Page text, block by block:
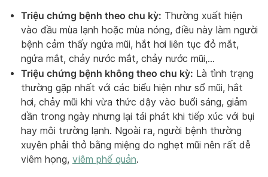
Triệu chứng bệnh theo chu kỳ: Thường xuất hiện
vào đầu mùa lạnh hoặc mùa nóng, điều này làm người
bệnh cảm thấy ngứa mũi, hắt hơi liên tục đỏ mắt,
ngứa mắt, chảy nước mắt, chảy nước mũi,…
Triệu chứng bệnh không theo chu kỳ: Là tình trạng
thường gặp nhất với các biểu hiện như sổ mũi, hắt
hơi, chảy mũi khi vừa thức dậy vào buổi sáng, giảm
dần trong ngày nhưng lại tái phát khi tiếp xúc với bụi
hay môi trường lạnh. Ngoài ra, người bệnh thường
xuyên phải thở bằng miệng do nghẹt mũi nên rất dễ
viêm họng, viêm phế quản.